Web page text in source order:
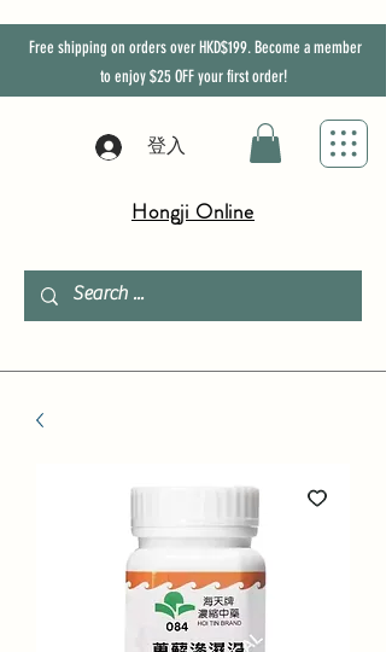
Free shipping on orders over HKD$199. Become a member
to enjoy$25 OFFyour first order!
登入
Hongji Online